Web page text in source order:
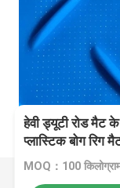
हेवी ड्यूटी रोड मैट
प्लास्टिक बोग रिग
MOQ：100